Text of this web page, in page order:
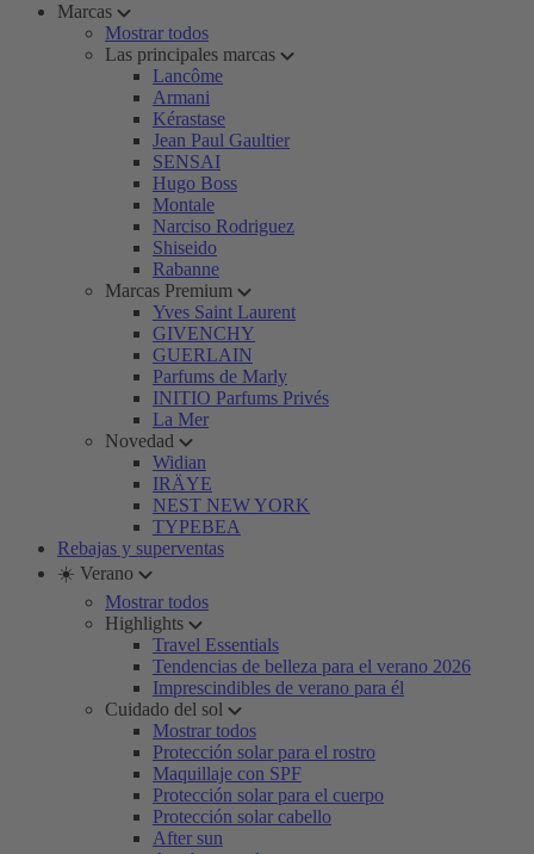
Marcas
Mostrar todos
Las principales marcas
Lancôme
Armani
Kérastase
Jean Paul Gaultier
SENSAI
Hugo Boss
Montale
Narciso Rodriguez
Shiseido
Rabanne
Marcas Premium
Yves Saint Laurent
GIVENCHY
GUERLAIN
Parfums de Marly
INITIO Parfums Privés
La Mer
Novedad
Widian
IRÄYE
NEST NEW YORK
TYPEBEA
Rebajas y superventas
☀️ Verano
Mostrar todos
Highlights
Travel Essentials
Tendencias de belleza para el verano 2026
Imprescindibles de verano para él
Cuidado del sol
Mostrar todos
Protección solar para el rostro
Maquillaje con SPF
Protección solar para el cuerpo
Protección solar cabello
After sun